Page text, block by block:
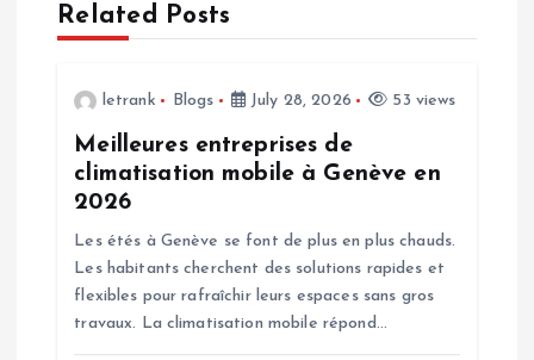
a
Related Posts
letrank Blogs July 28, 2026 53 views
Meilleures entreprises de
climatisation mobile à Genève en
2026
Les étés à Genève se font de plus en plus chauds.
Les habitants cherchent des solutions rapides et
flexibles pour rafraîchir leurs espaces sans gros
travaux. La climatisation mobile répond…